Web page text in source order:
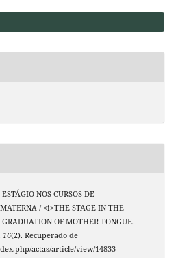
NOS CURSOS DE
/ <i>THE STAGE IN THE
OF MOTHER TONGUE.
16(2). Recuperado de
actas/article/view/14833